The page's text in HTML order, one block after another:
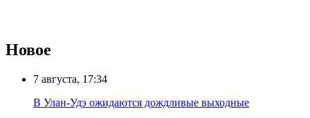
Новое
7 августа, 17:34
В Улан-Удэ ожидаются дождливые выходные